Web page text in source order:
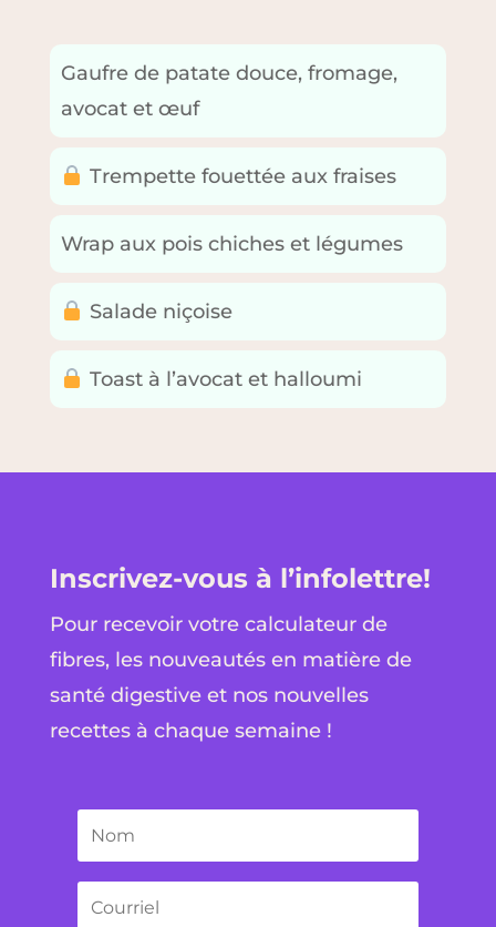
Gaufre de patate douce, fromage,
avocat et œuf
Trempette fouettée aux fraises
Wrap aux pois chiches et légumes
Salade niçoise
Toast à l’avocat et halloumi
Inscrivez-vous à l’infolettre!
Pour recevoir votre calculateur de
fibres, les nouveautés en matière de
santé digestive et nos nouvelles
recettes à chaque semaine !